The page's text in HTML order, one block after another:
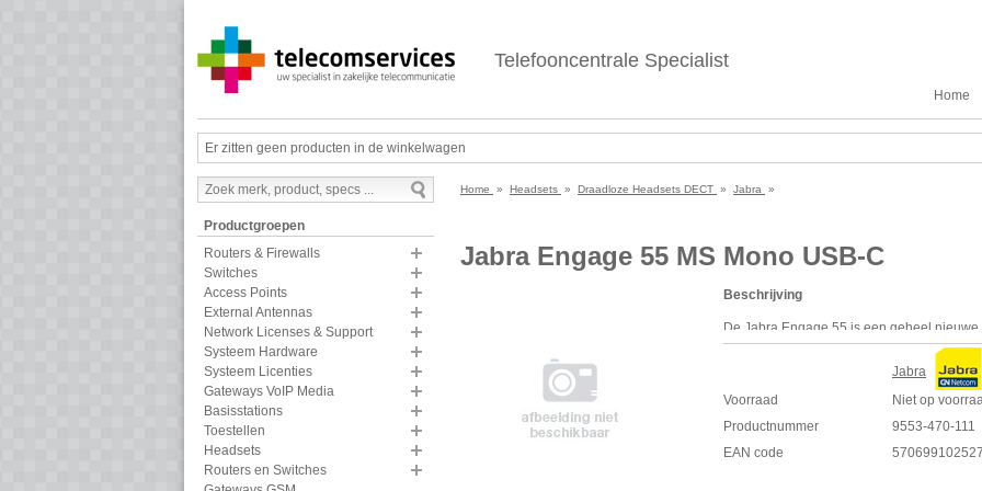
Telefooncentrale Specialist
Home
Er zitten geen producten in de winkelwagen
Productgroepen
Routers & Firewalls
Switches
Access Points
External Antennas
Network Licenses & Support
Systeem Hardware
Systeem Licenties
Gateways VoIP Media
Basisstations
Toestellen
Headsets
Routers en Switches
Home » Headsets » Draadloze Headsets DECT » Jabra »
Jabra Engage 55 MS Mono USB-C
Beschrijving
De Jabra Engage 55 is een geheel
ontworpen om de klanttevredenheid te
Demonstreer professionele draadloze
Biedt superieure draadloze connectiviteit
gebruikers in staat om in dezelfde
Jabra
Voorraad
Niet op
Productnummer
9553-470-111
EAN code